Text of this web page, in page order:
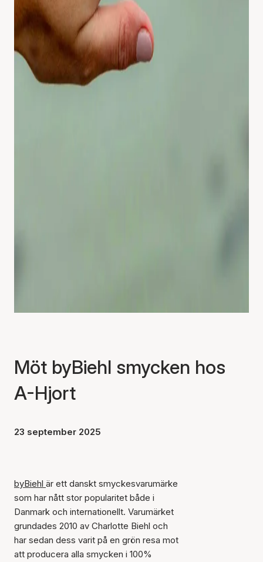
Möt byBiehl smycken hos
A-Hjort
23 september 2025
byBiehl är ett danskt smyckesvarumärke
som har nått stor popularitet både i
Danmark och internationellt. Varumärket
grundades 2010 av Charlotte Biehl och
har sedan dess varit på en grön resa mot
att producera alla smycken i 100%